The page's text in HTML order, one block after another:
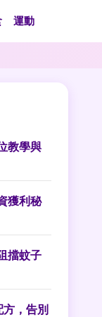
運動
教學與
獲利秘
擋蚊子
，告別